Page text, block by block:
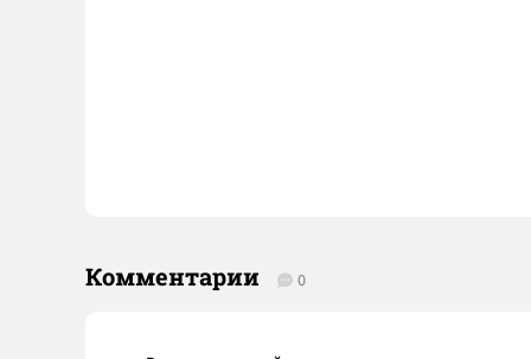
Комментарии 0